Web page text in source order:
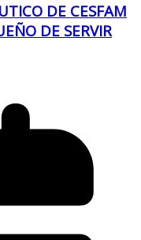
DE CESFAM
DE SERVIR